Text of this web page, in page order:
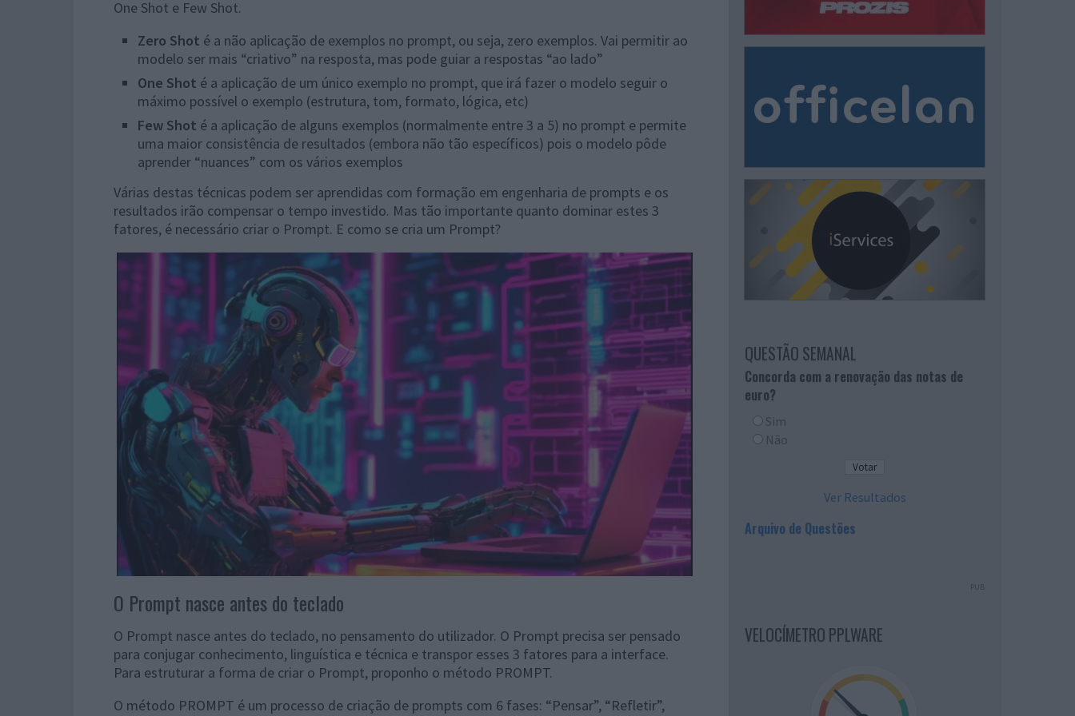
One Shot e Few Shot.
Zero Shot é a não aplicação de exemplos no prompt, ou seja, zero exemplos. Vai permitir ao
modelo ser mais “criativo” na resposta, mas pode guiar a respostas “ao lado”
One Shot é a aplicação de um único exemplo no prompt, que irá fazer o modelo seguir o
máximo possível o exemplo (estrutura, tom, formato, lógica, etc)
Few Shot é a aplicação de alguns exemplos (normalmente entre 3 a 5) no prompt e permite
uma maior consistência de resultados (embora não tão específicos) pois o modelo pôde
aprender “nuances” com os vários exemplos
Várias destas técnicas podem ser aprendidas com formação em engenharia de prompts e os
resultados irão compensar o tempo investido. Mas tão importante quanto dominar estes 3
fatores, é necessário criar o Prompt. E como se cria um Prompt?
O Prompt nasce antes do teclado
O Prompt nasce antes do teclado, no pensamento do utilizador. O Prompt precisa ser pensado
para conjugar conhecimento, linguística e técnica e transpor esses 3 fatores para a interface.
Para estruturar a forma de criar o Prompt, proponho o método PROMPT.
O método PROMPT é um processo de criação de prompts com 6 fases: “Pensar”, “Refletir”,
QUESTÃO SEMANAL
Concorda com a renovação das notas de
euro?
Sim
Não
Ver Resultados
Arquivo de Questões
PUB
VELOCÍMETRO PPLWARE